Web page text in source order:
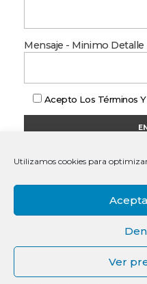
Utilizamos cookies para
Ver
Mensaje - Minimo Detalle
Acepto Los Términos